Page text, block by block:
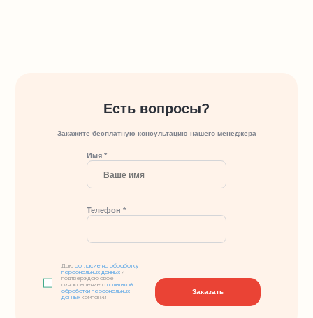
Есть вопросы?
Закажите бесплатную консультацию нашего менеджера
Имя *
Телефон *
Даюсогласие на обработку
персональных данных и
подтверждаю свое
ознакомление сполитикой
обработки персональных
данных компании
Заказать